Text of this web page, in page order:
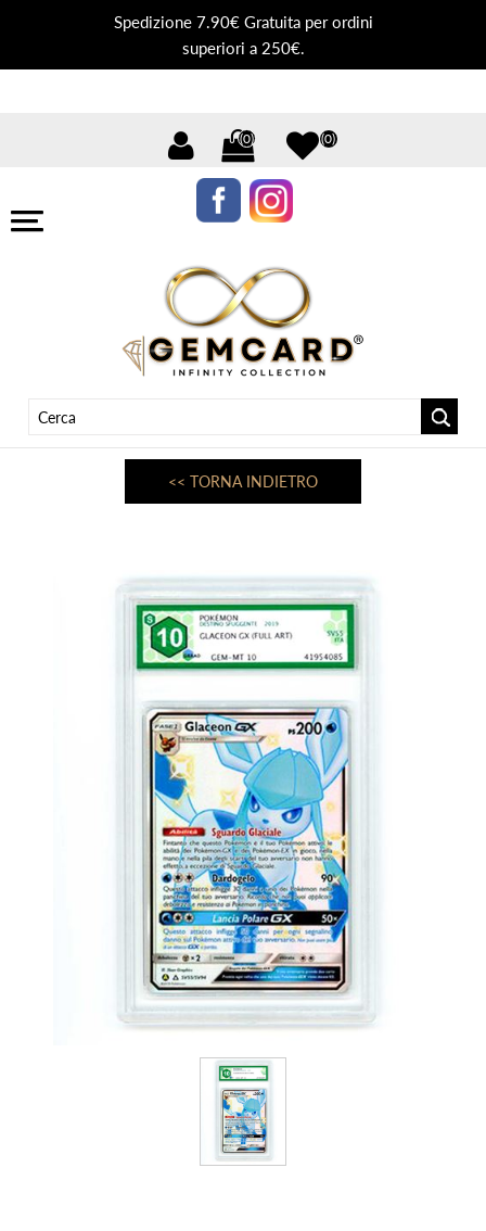
Spedizione 7.90€ Gratuita per ordini
superiori a 250€.
(0) (0)
<< TORNA INDIETRO